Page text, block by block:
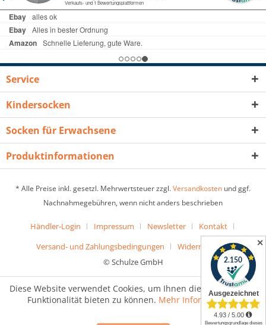
✕
Service
Kindersocken
Socken für Erwachsene
Produktinformationen
* Alle Preise inkl. gesetzl. Mehrwertsteuer zzgl.Versandkosten und ggf.
Nachnahmegebühren, wenn nicht anders beschrieben
Händler-Login Impressum Newsletter
Kontakt
Versand- und Zahlungsbedingungen
Widerrufsrecht
© Schulze GmbH
Diese Website verwendet Cookies, um Ihnen die bestmögliche
Funktionalität bieten zu können. Mehr Informationen